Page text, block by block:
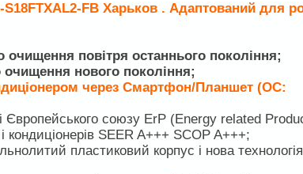
FB Харьков . Адаптований для
очищення повітря останнього покоління;
очищення нового покоління;
через Смартфон/Планшет (ОС:
Європейського союзу ErP (Energy related
SEER A+++ SCOP A+++;
пластиковий корпус і нова технологія